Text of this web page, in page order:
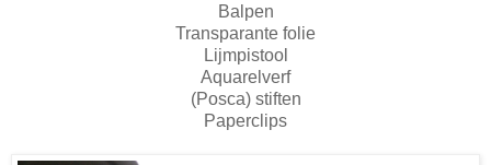
Balpen
Transparante folie
Lijmpistool
Aquarelverf
(Posca) stiften
Paperclips